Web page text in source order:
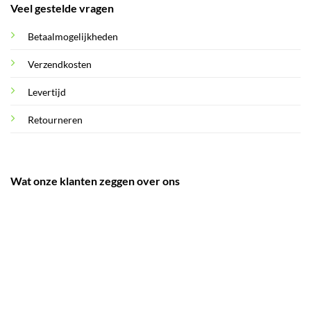
Veel gestelde vragen
Betaalmogelijkheden
Verzendkosten
Levertijd
Retourneren
Wat onze klanten zeggen over ons